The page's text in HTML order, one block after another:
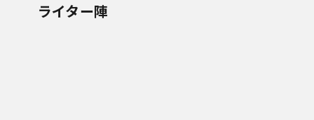
ライター陣